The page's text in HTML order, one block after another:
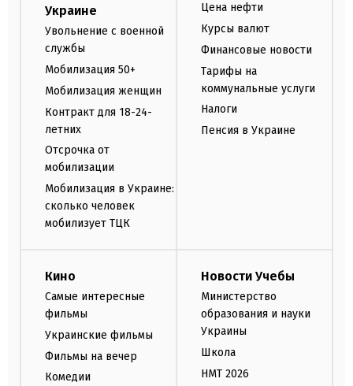
Украине
Увольнение с военной
службы
Мобилизация 50+
Мобилизация женщин
Контракт для 18-24-
летних
Отсрочка от
мобилизации
Мобилизация в Украине:
сколько человек
мобилизует ТЦК
Цена нефти
Курсы валют
Финансовые новости
Тарифы на
коммунальные услуги
Налоги
Пенсия в Украине
Кино
Самые интересные
фильмы
Украинские фильмы
Фильмы на вечер
Комедии
Новости Учебы
Министерство
образования и науки
Украины
Школа
НМТ 2026